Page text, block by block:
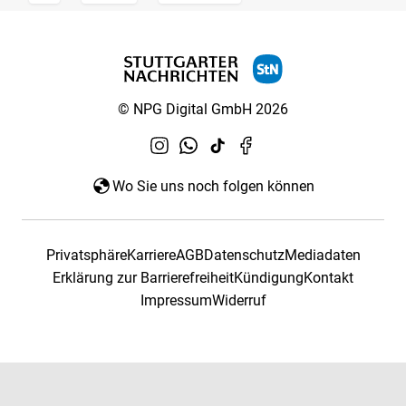
© NPG Digital GmbH 2026
Wo Sie uns noch folgen können
PrivatsphäreKarriereAGBDatenschutzMediadaten
Erklärung zur BarrierefreiheitKündigungKontakt
ImpressumWiderruf